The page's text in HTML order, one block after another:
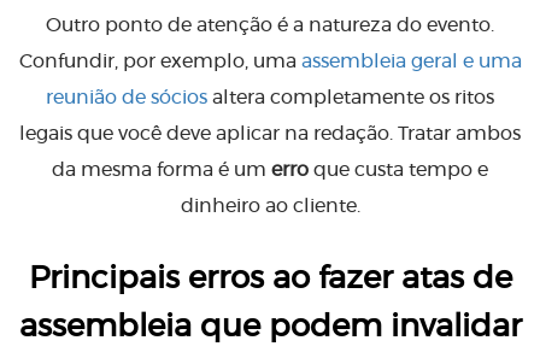
Outro ponto de atenção é a natureza do evento.
Confundir, por exemplo, uma assembleia geral e uma
reunião de sócios altera completamente os ritos
legais que você deve aplicar na redação. Tratar ambos
da mesma forma é um erro que custa tempo e
dinheiro ao cliente.
Principais erros ao fazer atas de
assembleia que podem invalidar